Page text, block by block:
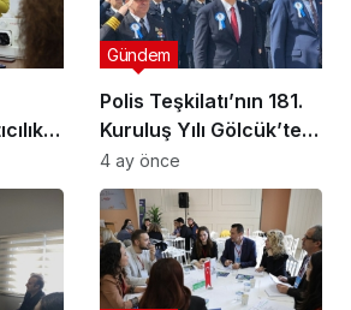
Polis Teşkilatı’nın 181.
Kuruluş Yılı Gölcük’te
Törenle Kutlandı
Gündem
4 ay önce